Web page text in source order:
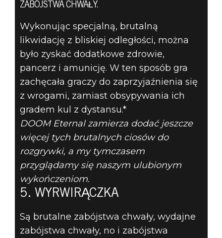
DOOM® Eternal
5 NAJLEPSZYCH
ZABÓJSTW
CHWAŁY W
DOOM-IE – NR
5:
WYRWIRĄCZKA
ZABÓJSTWA CHWAŁY.
Wykonując specjalną, brutalną
likwidację z bliskiej odległości, można
było zyskać dodatkowe zdrowie,
pancerz i amunicję. W ten sposób gra
zachęcała graczy do zaprzyjaźnienia się
z wrogami, zamiast obsypywania ich
gradem kul z dystansu.*
DOOM Eternal zamierza dodać jeszcze
więcej tych brutalnych ciosów do
rozgrywki, a my tymczasem
przyglądamy się naszym ulubionym
wykończeniom.
5. WYRWIRĄCZKA
Są brutalne zabójstwa chwały, wydajne
zabójstwa chwały, no i zabójstwa